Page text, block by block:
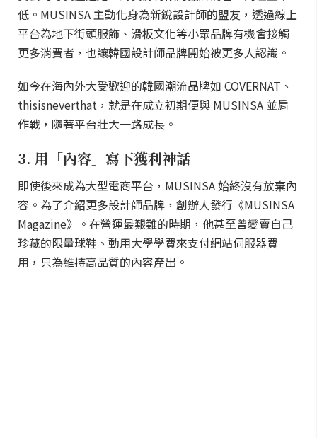
低。MUSINSA 主動化身為新銳設計師的盟友，透過線上
平台為地下街頭服飾、滑板文化等小眾品牌有機會接觸
更多消費者，也讓韓國設計師品牌開始被更多人認識。
如今在海內外大受歡迎的韓國潮流品牌如 COVERNAT、
thisisneverthat，就是在成立初期便與 MUSINSA 並肩
作戰，隨著平台壯大一路成長。
3. 用「內容」寫下獲利神話
即使後來成為大型電商平台，MUSINSA 始終沒有放棄內
容。為了介紹更多設計師品牌，創辦人發行《MUSINSA
Magazine》。在營運最艱難的時期，他甚至曾變賣自己
珍藏的限量球鞋、動用大學學費來支付網站伺服器費
用，只為維持高品質的內容產出。